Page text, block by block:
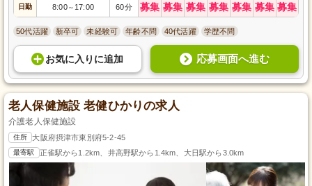
日勤 8:00～ 17:00 60分 募集 募集 募集 募集 募集 募集 募集
50代活躍 新卒可 未経験可 年齢不問 40代活躍 学歴不問
お気に入り に追加 応募画面へ進む
老人保健施設 老健ひかりの求人
介護老人保健施設
住所 大阪府摂津市東別府5-2-45
最寄駅 正雀駅から1.2km、井高野駅から1.4km、大日駅から3.0km